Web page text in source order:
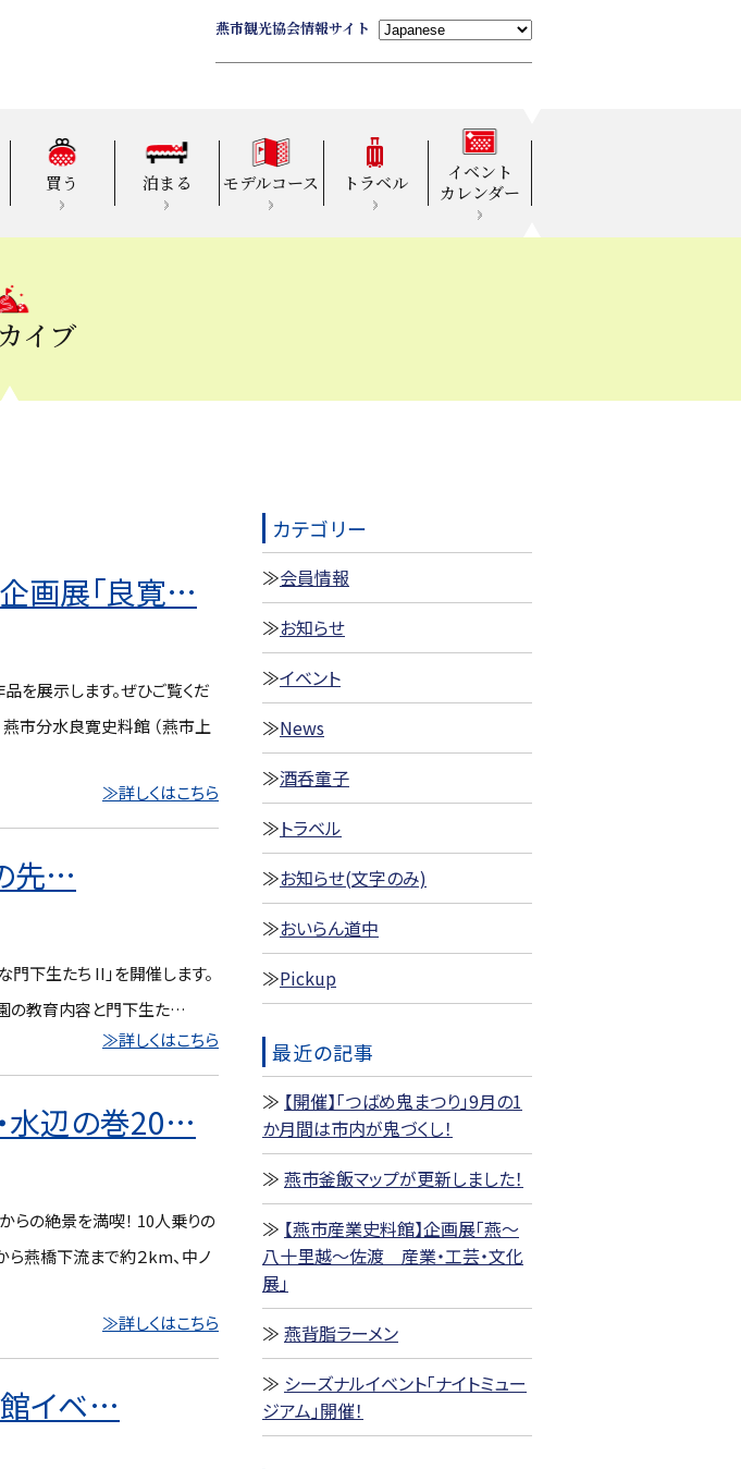
燕市観光協会情報サイト
買う 泊まる モデルコース トラベル
イベント
カレンダー
イブ
画展「良寛…
を展示します。ぜひご覧くだ
市分水良寛史料館 （燕市上
≫詳しくはこちら
先…
下生たち II」を開催します。
の教育内容と門下生た…
≫詳しくはこちら
水辺の巻20…
らの絶景を満喫！ 10人乗りの
燕橋下流まで約２km、中ノ
≫詳しくはこちら
イベ…
カテゴリー
会員情報
お知らせ
イベント
News
酒呑童子
トラベル
お知らせ(文字のみ)
おいらん道中
Pickup
最近の記事
【開催】「つばめ鬼まつり」9月の1
か月間は市内が鬼づくし！
燕市釜飯マップが更新しました！
【燕市産業史料館】企画展「燕～
八十里越～佐渡 産業・工芸・文化
展」
燕背脂ラーメン
シーズナルイベント「ナイトミュー
ジアム」開催！